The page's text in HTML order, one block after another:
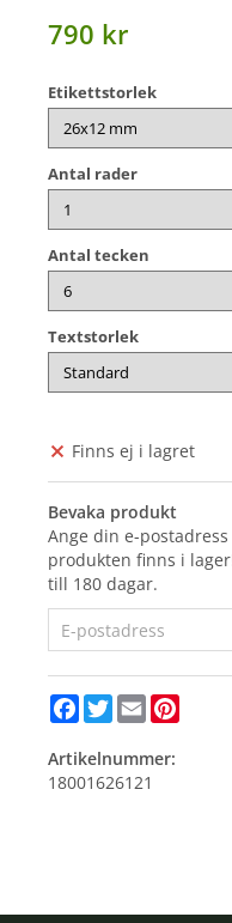
790 kr
Etikettstorlek
Antal rader
Antal tecken
Textstorlek
Finns ej i lagret
Bevaka produkt
Ange din e-
produkten finns i
till 180 dagar.
Facebook
Twitter
Email
Artikelnummer:
18001626121